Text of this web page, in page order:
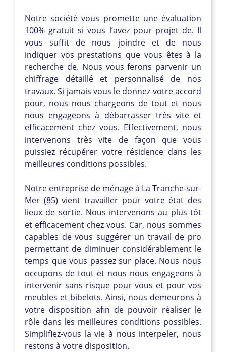
Notre société vous promette une évaluation
100% gratuit si vous l’avez pour projet de. Il
vous suffit de nous joindre et de nous
indiquer vos prestations que vous êtes à la
recherche de. Nous vous ferons parvenir un
chiffrage détaillé et personnalisé de nos
travaux. Si jamais vous le donnez votre accord
pour, nous nous chargeons de tout et nous
nous engageons à débarrasser très vite et
efficacement chez vous. Effectivement, nous
intervenons très vite de façon que vous
puissiez récupérer votre résidence dans les
meilleures conditions possibles.
Notre entreprise de ménage à La Tranche-sur-
Mer (85) vient travailler pour votre état des
lieux de sortie. Nous intervenons au plus tôt
et efficacement chez vous. Car, nous sommes
capables de vous suggérer un travail de pro
permettant de diminuer considérablement le
temps que vous passez sur place. Nous nous
occupons de tout et nous nous engageons à
intervenir sans risque pour vous et pour vos
meubles et bibelots. Ainsi, nous demeurons à
votre disposition afin de pouvoir réaliser le
rôle dans les meilleures conditions possibles.
Simplifiez-vous la vie à nous interpeler, nous
restons à votre disposition.